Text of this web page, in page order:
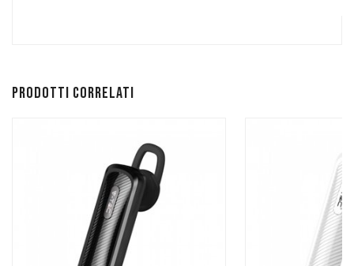
Prodotti correlati